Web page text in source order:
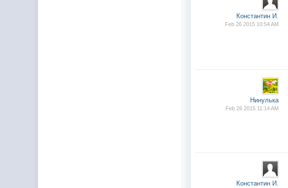
Константин И.
Feb 26 2015 10:54 AM
Нинулька
Feb 26 2015 11:14 AM
Константин И.